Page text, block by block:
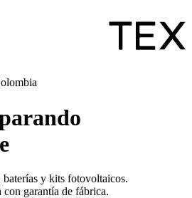
baterías y kits fotovoltaicos.
garantía de fábrica.